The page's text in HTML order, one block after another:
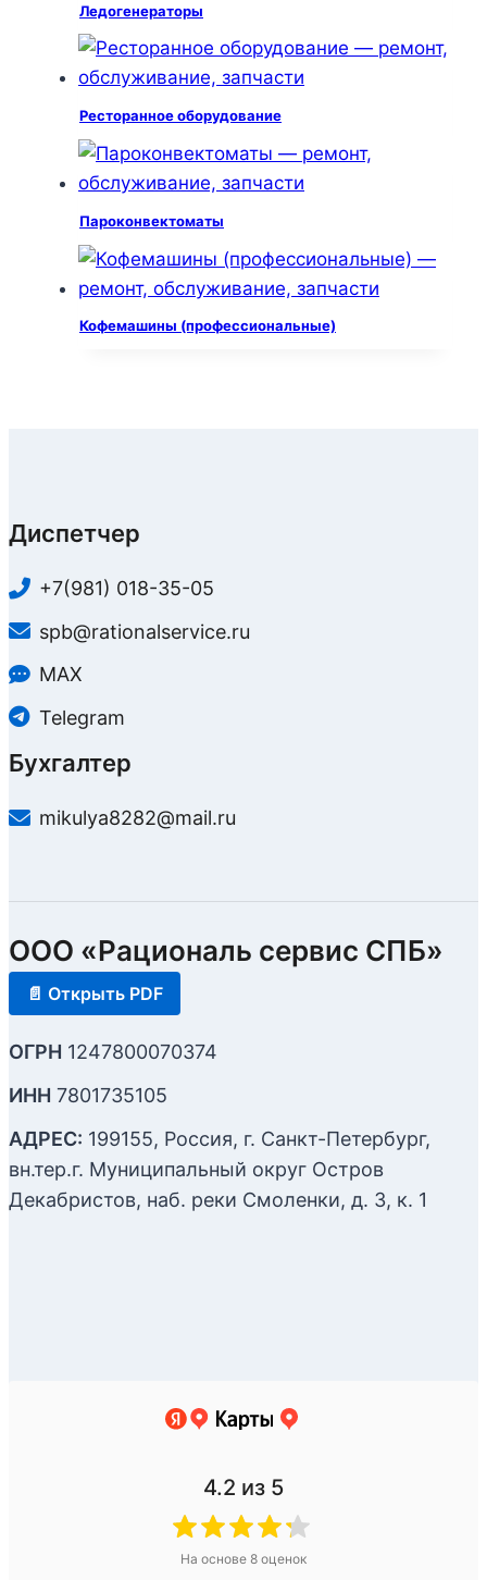
Ледогенераторы
Ресторанное оборудование
Пароконвектоматы
Кофемашины (профессиональные)
Диспетчер
+7(981) 018-35-05
spb@rationalservice.ru
MAX
Telegram
Бухгалтер
mikulya8282@mail.ru
ООО «Рациональ сервис СПБ»
📄 Открыть PDF
ОГРН 1247800070374
ИНН 7801735105
АДРЕС: 199155, Россия, г. Санкт-Петербург,
вн.тер.г. Муниципальный округ Остров
Декабристов, наб. реки Смоленки, д. 3, к. 1
4.2 из 5
На основе 8 оценок